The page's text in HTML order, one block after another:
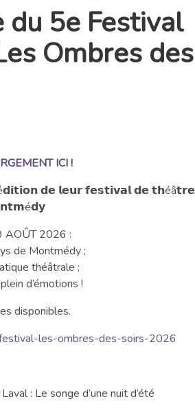
du 5e Festival
Ombres des
ICI !
𝗱𝗲 𝗹𝗲𝘂𝗿 𝗳𝗲𝘀𝘁𝗶𝘃𝗮𝗹 𝗱𝗲 𝘁𝗵éâ𝘁𝗿𝗲
AOÛT 2026 :
de Montmédy ;
théâtrale ;
d’émotions !
disponibles.
les-ombres-des-soirs-2026
: Le songe d’une nuit d’été